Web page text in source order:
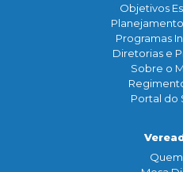
Objetivos
Programas
Diretorias e
Sobre o
Portal do